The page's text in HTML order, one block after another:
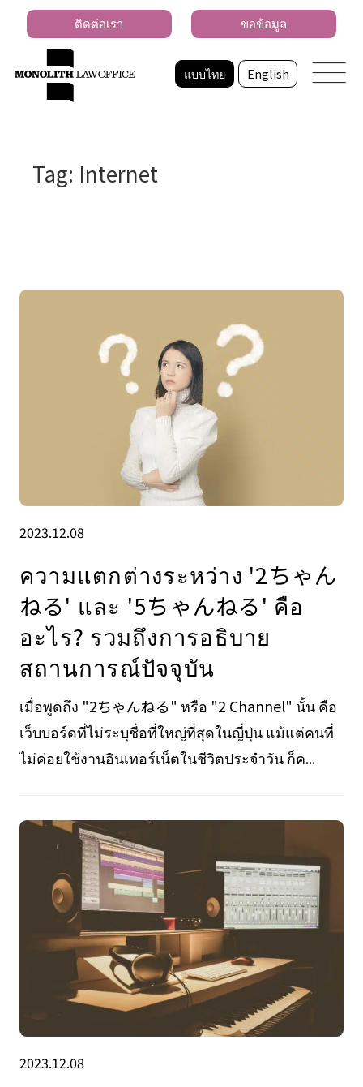
แบบไทย English
ติดต่อเรา ขอข้อมูล
Tag: Internet
2023.12.08
ความแตกต่างระหว่าง '2ちゃん
ねる' และ '5ちゃんねる' คือ
อะไร? รวมถึงการอธิบาย
สถานการณ์ปัจจุบัน
เมื่อพูดถึง "2ちゃんねる" หรือ "2 Channel" นั้น คือ
เว็บบอร์ดที่ไม่ระบุชื่อที่ใหญ่ที่สุดในญี่ปุ่น แม้แต่คนที่
ไม่ค่อยใช้งานอินเทอร์เน็ตในชีวิตประจำวัน ก็ค...
2023.12.08